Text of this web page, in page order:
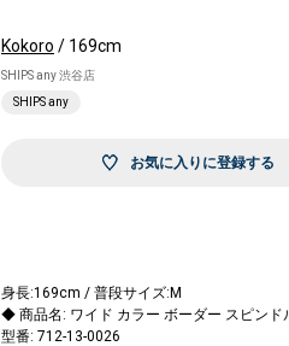
Kokoro / 169cm
SHIPS any 渋谷店
SHIPS any
お気に入りに登録する
身長:169cm / 普段サイズ:M
◆ 商品名: ワイド カラー ボーダー スピン
型番: 712-13-0026